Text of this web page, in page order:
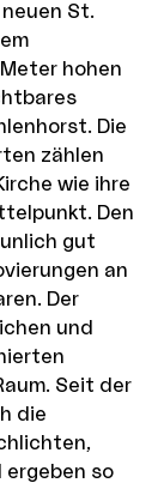
St.
hohen
Die
zählen
wie ihre
Den
gut
an
Der
und
Seit der
die
ergeben so